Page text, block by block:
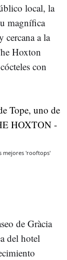
local, la
magnífica
cercana a la
Hoxton
con
mejores 'rooftops'
de Gràcia
del hotel